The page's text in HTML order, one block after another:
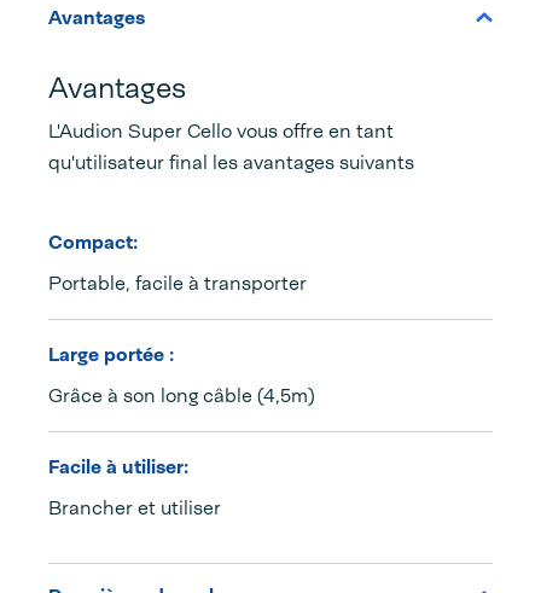
Avantages
Avantages
L'Audion Super Cello vous offre en tant
qu'utilisateur final les avantages suivants
Compact:
Portable, facile à transporter
Large portée :
Grâce à son long câble (4,5m)
Facile à utiliser:
Brancher et utiliser